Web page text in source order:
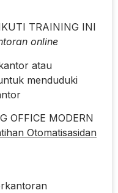
TRAINING INI
online
atau
menduduki
OFFICE MODERN
Otomatisasidan